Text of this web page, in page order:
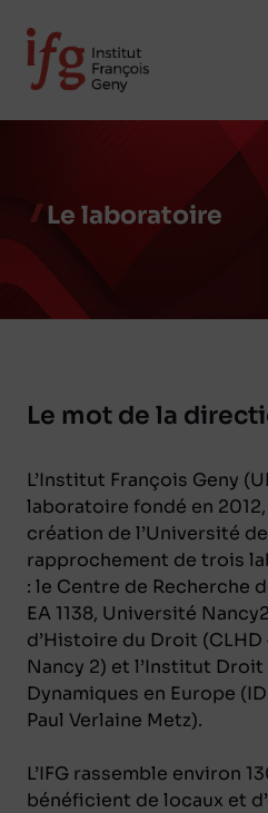
contenu
Le laboratoire
Le mot de la
L’Institut François Geny
laboratoire fondé en
création de l’Université
rapprochement de trois
: le Centre de Recherche
EA 1138, Université
d’Histoire du Droit (CLHD
Nancy 2) et l’Institut
Dynamiques en Europe
Paul Verlaine Metz).
L’IFG rassemble environ
bénéficient de locaux et